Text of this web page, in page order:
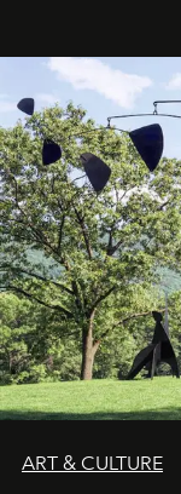
ART & CULTURE